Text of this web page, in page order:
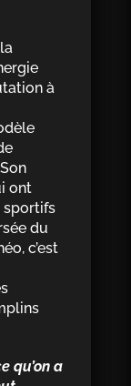
à
ont
sportifs
du
c’est
qu’on a